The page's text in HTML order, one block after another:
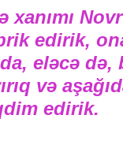
edirik,
eləcə də,
və
edirik.